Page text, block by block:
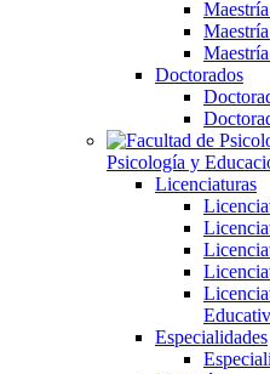
Doctorados
Psicología y
Licenciaturas
Especialidades